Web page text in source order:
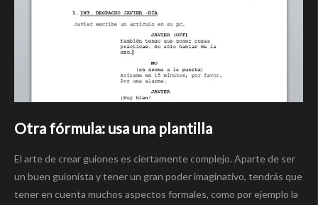
Otra fórmula: usa una plantilla
El arte de crear guiones es ciertamente complejo. Aparte de ser
un buen guionista y tener un gran poder imaginativo, tendrás que
tener en cuenta muchos aspectos formales, como por ejemplo la